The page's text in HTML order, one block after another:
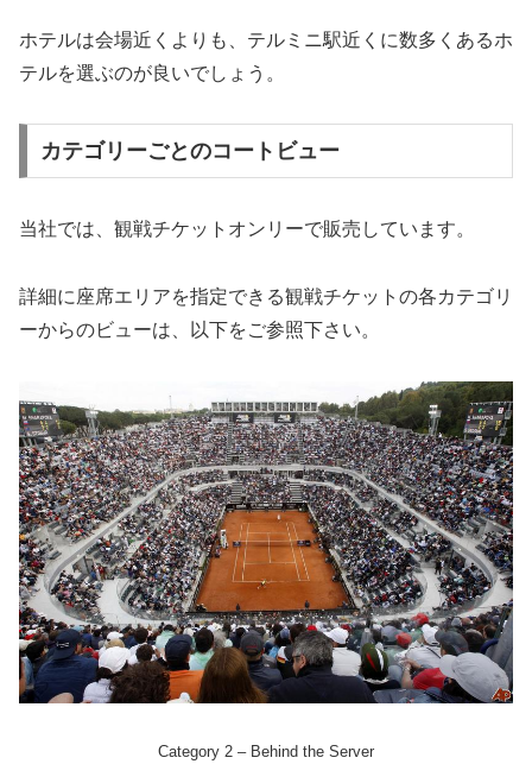
ホテルは会場近くよりも、テルミニ駅近くに数多くあるホ
テルを選ぶのが良いでしょう。
カテゴリーごとのコートビュー
当社では、観戦チケットオンリーで販売しています。
詳細に座席エリアを指定できる観戦チケットの各カテゴリ
ーからのビューは、以下をご参照下さい。
Category 2 – Behind the Server